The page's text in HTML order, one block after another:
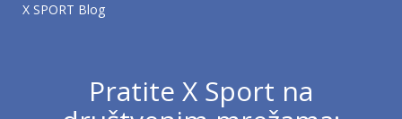
X SPORT Blog
Pratite X Sport na